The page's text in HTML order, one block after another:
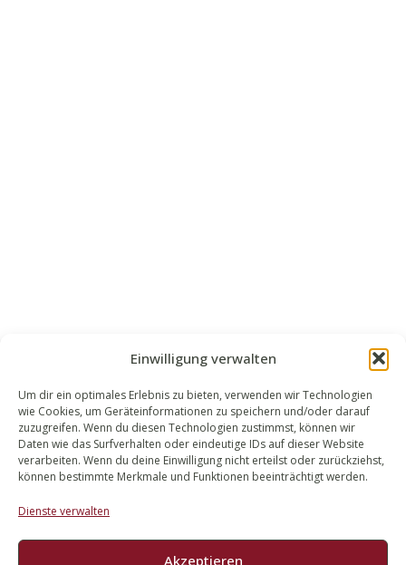
Einwilligung verwalten
Um dir ein optimales Erlebnis zu bieten, verwenden wir Technologien
wie Cookies, um Geräteinformationen zu speichern und/oder darauf
zuzugreifen. Wenn du diesen Technologien zustimmst, können wir
Daten wie das Surfverhalten oder eindeutige IDs auf dieser Website
verarbeiten. Wenn du deine Einwilligung nicht erteilst oder zurückziehst,
können bestimmte Merkmale und Funktionen beeinträchtigt werden.
Dienste verwalten
Akzeptieren
WALEK RECHTSANWÄLT​​E
Bachstraße 13
56727 Mayen
02651 98 900
info@walek-rechtsanwaelte.de